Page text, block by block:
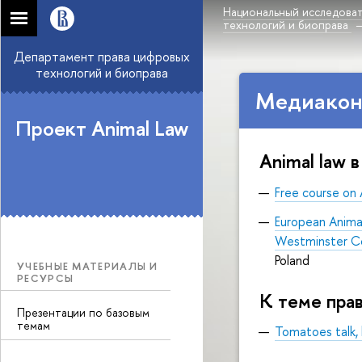
Национальный
технологий и биоправа
Департамент права цифровых
технологий и биоправа
Проект Animal Law
УЧЕБНЫЕ МАТЕРИАЛЫ И
РЕСУРСЫ
Презентации по базовым
темам
Animal law
Free course on
European
Westminster
Poland
К теме
Tomatoes